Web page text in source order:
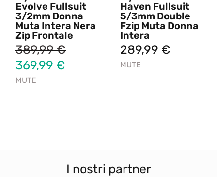
Evolve Fullsuit
3/2mm Donna
Muta Intera Nera
Zip Frontale
389,99€
369,99 €
MUTE
Haven Fullsuit
5/3mm Double
Fzip Muta Donna
Intera
289,99 €
MUTE
I nostri partner